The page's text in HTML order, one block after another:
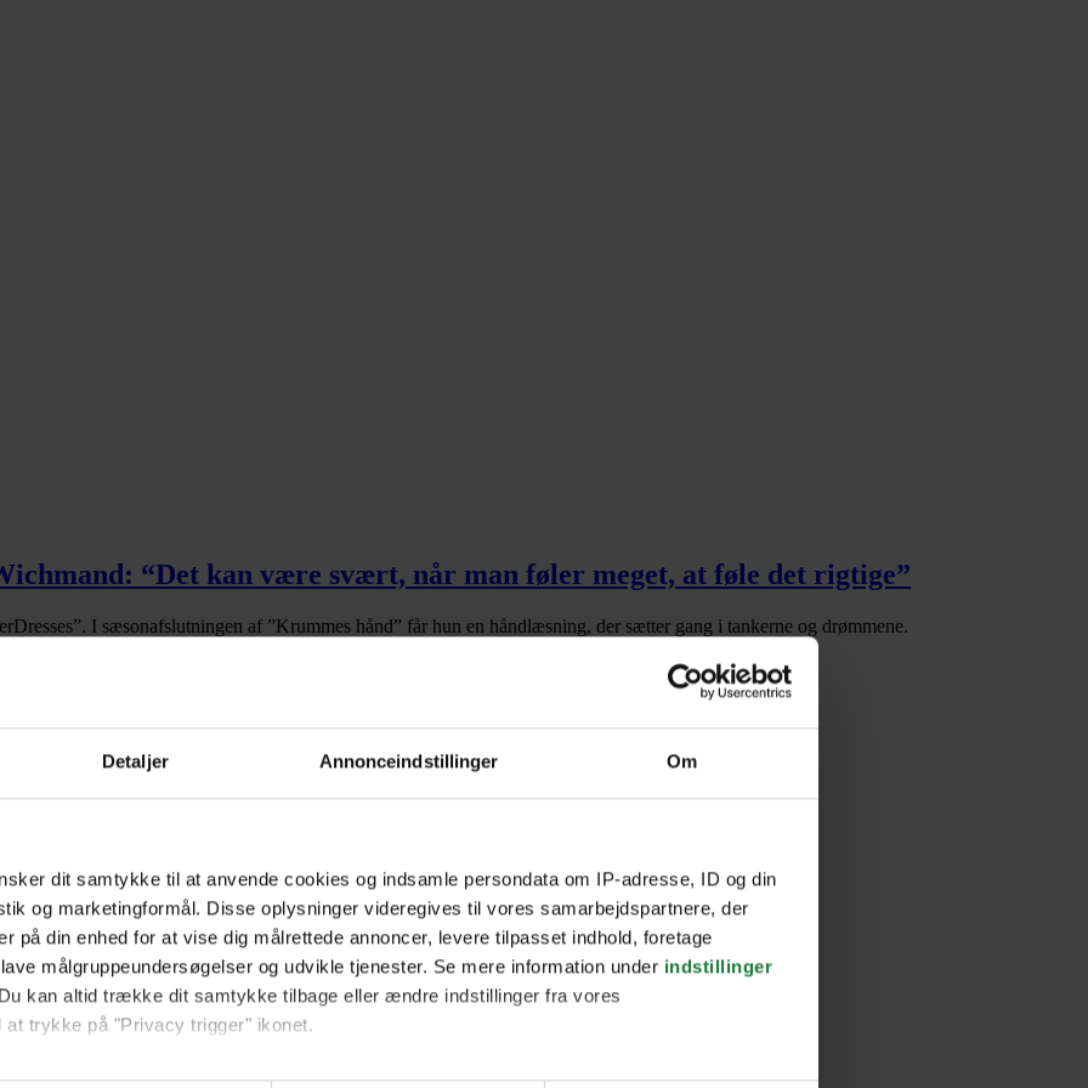
Detaljer Annonceindstillinger Om
dit samtykke til at anvende cookies og indsamle persondata om IP-adresse, ID og din
og marketingformål. Disse oplysninger videregives til vores samarbejdspartnere, der
på din enhed for at vise dig målrettede annoncer, levere tilpasset indhold, foretage
målgruppeundersøgelser og udvikle tjenester. Se mere information under indstillinger
kan altid trække dit samtykke tilbage eller ændre indstillinger fra vores
at trykke på "Privacy trigger" ikonet.
gerne:
“Det kan være svært, når man føler meget, at føle det rigtige”
I sæsonafslutningen af ”Krummes hånd” får hun en håndlæsning, der sætter gang i tankerne og drømmene.
og lykkestunderne samme tyngde
om bl.a. børn og fertilitet, at gå på den kinesiske mur og drømmen om at fejre guldbryllup en dag.
bruge det der søvn til?
Sejr-Nørgaard har besøg af Natasha Al-Hariri og Cathrine Wichmand.
til KOM NU UD!